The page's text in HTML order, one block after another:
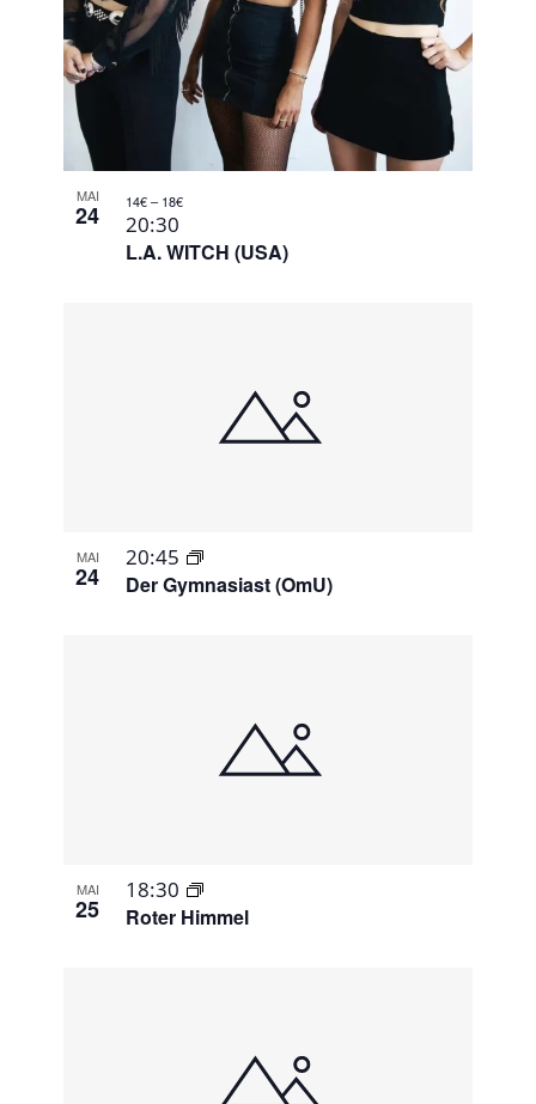
MAI
24
L.A. WITCH (USA)
20:30
14€ – 18€
MAI
24 Der Gymnasiast (OmU)
20:45
MAI
25 Roter Himmel
18:30